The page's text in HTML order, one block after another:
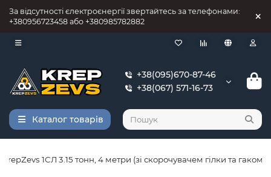
За відсутності єлектроєнергії звертайтесь за телефонами:
+380956723458 або +380985782882
+38(095)670-87-46
+38(067) 571-16-73
Каталог товарів
1СЛ 3.15 тонн, 4 метри (зі скорочувачем гілки та гаком